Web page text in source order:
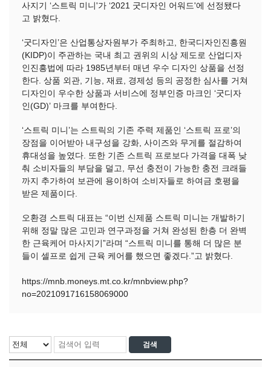
사지기 ‘스트릭 미니'가 ‘2021 굿디자인 어워드'에 선정됐다
고 밝혔다.
‘굿디자인’은 산업통상자원부가 주최하고, 한국디자인진흥원
(KIDP)이 주관하는 국내 최고 권위의 시상 제도로 산업디자
인진흥법에 따라 1985년부터 매년 우수 디자인 상품을 선정
한다. 상품 외관, 기능, 재료, 경제성 등의 공정한 심사를 거쳐
디자인이 우수한 상품과 서비스에 정부인증 마크인 ‘굿디자
인(GD)’ 마크를 부여한다.
‘스트릭 미니’는 스트릭의 기존 주력 제품인 ‘스트릭 프로’의
장점을 이어받아 내구성을 강화, 사이즈와 무게를 절감하여
휴대성을 높였다. 또한 기존 스트릭 프로보다 가격을 대폭 낮
춰 소비자들의 부담을 덜고, 무선 충전이 가능한 충전 크래들
까지 추가하여 보관에 용이하여 소비자들로 하여금 호평을
받은 제품이다.
오환경 스트릭 대표는 “이번 신제품 스트릭 미니는 개발하기
위해 정말 많은 고민과 연구과정을 거쳐 완성된 한층 더 완벽
한 근육케어 마사지기”라며 “스트릭 미니를 통해 더 많은 분
들이 셀프로 쉽게 근육 케어를 했으면 좋겠다.”고 밝혔다.
https://mnb.moneys.mt.co.kr/mnbview.php?
no=2021091716158069000